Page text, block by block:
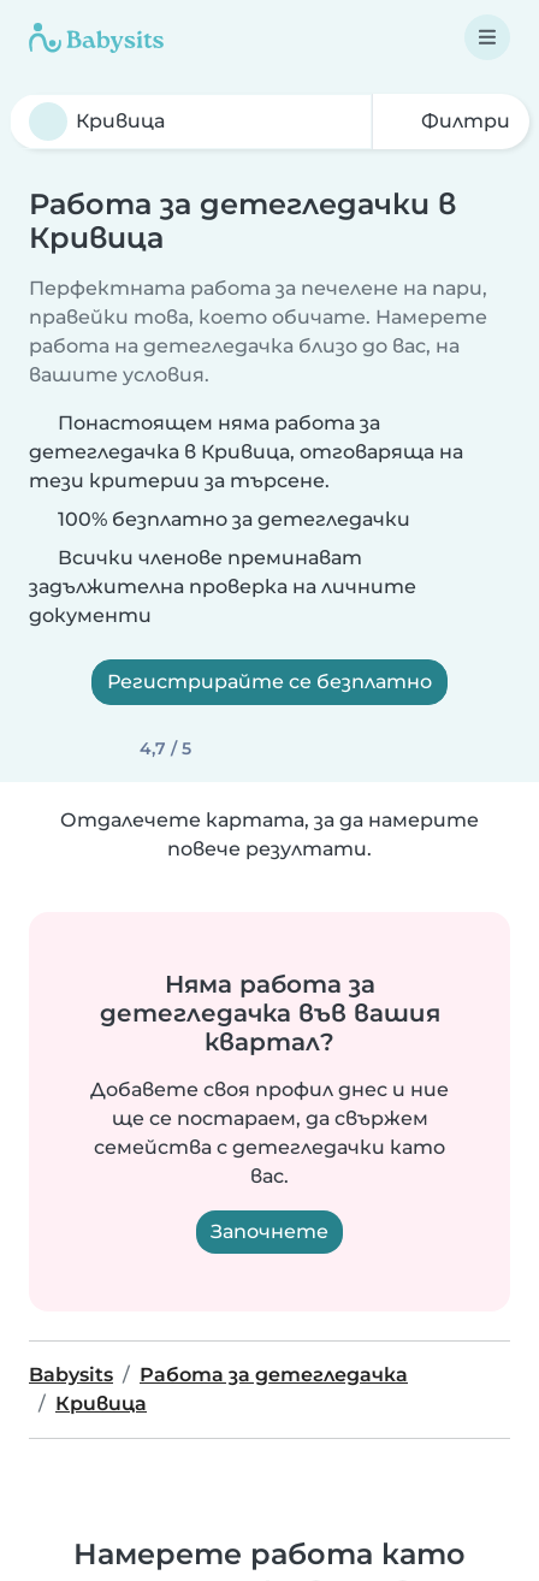
Филтри
Работа за детегледачки в
Кривица
Перфектната работа за печелене на пари,
правейки това, което обичате. Намерете
работа на детегледачка близо до вас, на
вашите условия.
Понастоящем няма работа за
детегледачка в Кривица, отговаряща на
тези критерии за търсене.
100% безплатно за детегледачки
Всички членове преминават
задължителна проверка на личните
документи
Регистрирайте се безплатно
4,7 / 5
Отдалечете картата, за да намерите
повече резултати.
Няма работа за
детегледачка във вашия
квартал?
Добавете своя профил днес и ние
ще се постараем, да свържем
семейства с детегледачки като
вас.
Започнете
Babysits
Работа за детегледачка
Кривица
Намерете работа като